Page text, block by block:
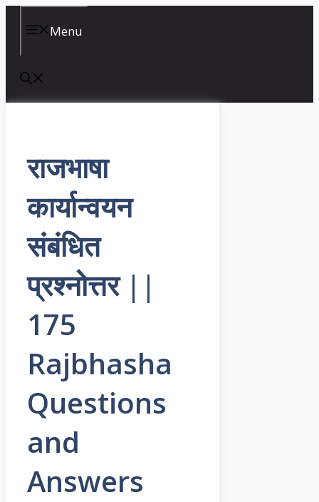
Menu
राजभाषा
कार्यान्वयन
संबंधित
प्रश्नोत्तर ||
175
Rajbhasha
Questions
and
Answers